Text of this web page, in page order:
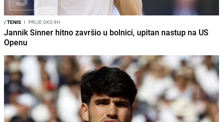
/TENIS I PRIJE OKO 9H
Jannik Sinner hitno završio u bolnici, upitan nastup na US
Openu